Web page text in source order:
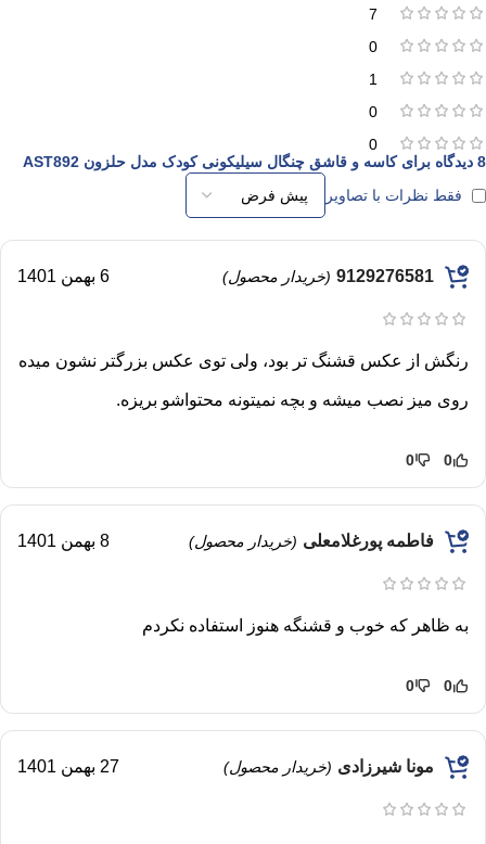
7
0
1
0
0
8 دیدگاه برای
کاسه و قاشق چنگال سیلیکونی کودک مدل حلزون AST892
فقط نظرات با تصاویر
(خریدار محصول) 6 بهمن 1401
رنگش از عکس قشنگ تر بود، ولی توی عکس بزرگتر نشون میده
روی میز نصب میشه و بچه نمیتونه محتواشو بریزه.
0
0
فاطمه پورغلامعلی (خریدار محصول) 8 بهمن 1401
به ظاهر که خوب و قشنگه هنوز استفاده نکردم
0
0
مونا شیرزادی (خریدار محصول) 27 بهمن 1401